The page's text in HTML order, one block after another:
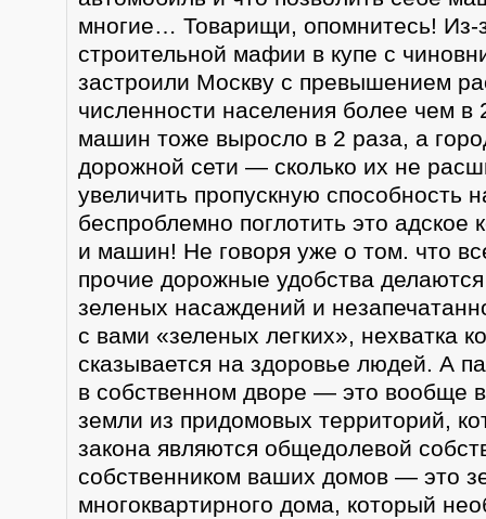
многие… Товарищи, опомнитесь! Из-
строительной мафии в купе с
застроили Москву с превышением
численности населения более чем в
машин тоже выросло в 2 раза, а
дорожной сети — сколько их не
увеличить пропускную способность
беспроблемно поглотить это адское
и машин! Не говоря уже о том. что
прочие дорожные удобства
зеленых насаждений и
с вами «зеленых легких», нехватка
сказывается на здоровье людей. А
в собственном дворе — это вообще
земли из придомовых территорий,
закона являются общедолевой
собственником ваших домов — это
многоквартирного дома, который